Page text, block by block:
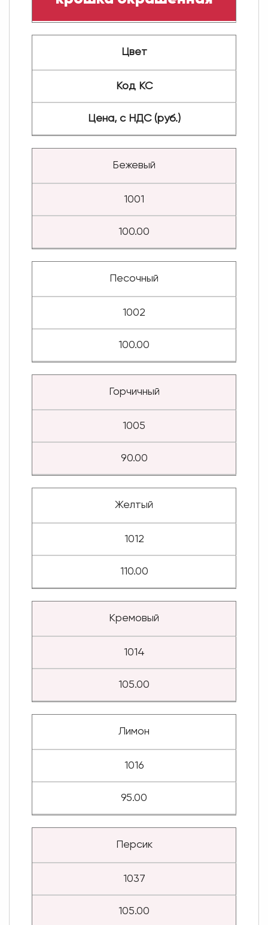
Цвет
Код КС
Цена, с НДС (руб.)
Бежевый
1001
100.00
Песочный
1002
100.00
Горчичный
1005
90.00
Желтый
1012
110.00
Кремовый
1014
105.00
Лимон
1016
95.00
Персик
1037
105.00